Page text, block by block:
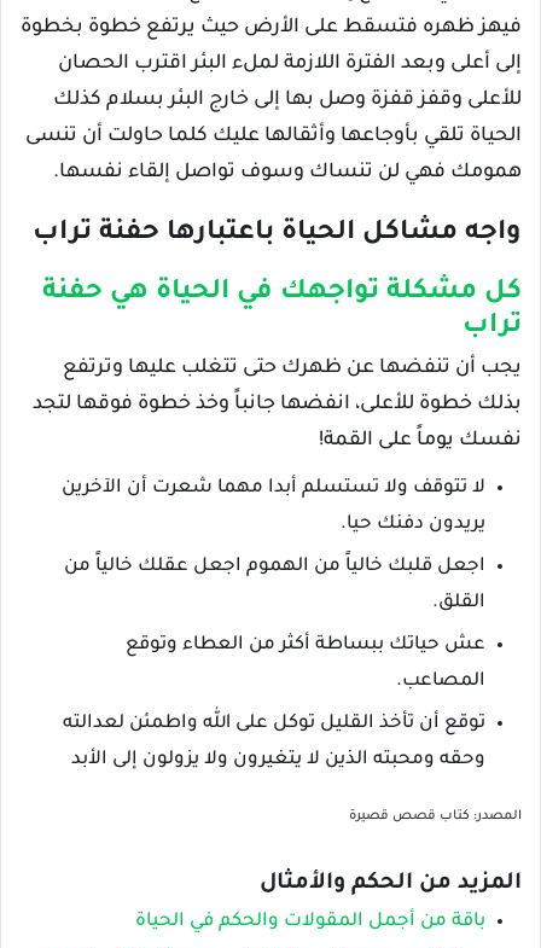
فيهز ظهره فتسقط على الأرض حيث يرتفع خطوة بخطوة
إلى أعلى وبعد الفترة اللازمة لملء البئر اقترب الحصان
للأعلى وقفز قفزة وصل بها إلى خارج البئر بسلام كذلك
الحياة تلقي بأوجاعها وأثقالها عليك كلما حاولت أن تنسى
همومك فهي لن تنساك وسوف تواصل إلقاء نفسها.
واجه مشاكل الحياة باعتبارها حفنة تراب
كل مشكلة تواجهك في الحياة هي حفنة
تراب
يجب أن تنفضها عن ظهرك حتى تتغلب عليها وترتفع
بذلك خطوة للأعلى، انفضها جانباً وخذ خطوة فوقها لتجد
نفسك يوماً على القمة!
لا تتوقف ولا تستسلم أبدا مهما شعرت أن الآخرين
يريدون دفنك حيا.
اجعل قلبك خالياً من الهموم اجعل عقلك خالياً من
القلق.
عش حياتك ببساطة أكثر من العطاء وتوقع
المصاعب.
توقع أن تأخذ القليل توكل على الله واطمئن لعدالته
وحقه ومحبته الذين لا يتغيرون ولا يزولون إلى الأبد
المصدر: كتاب قصص قصيرة
المزيد من الحكم والأمثال
باقة من أجمل المقولات والحكم في الحياة